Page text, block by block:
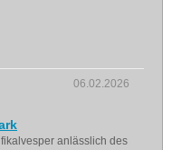
06.02.2026
anlässlich des